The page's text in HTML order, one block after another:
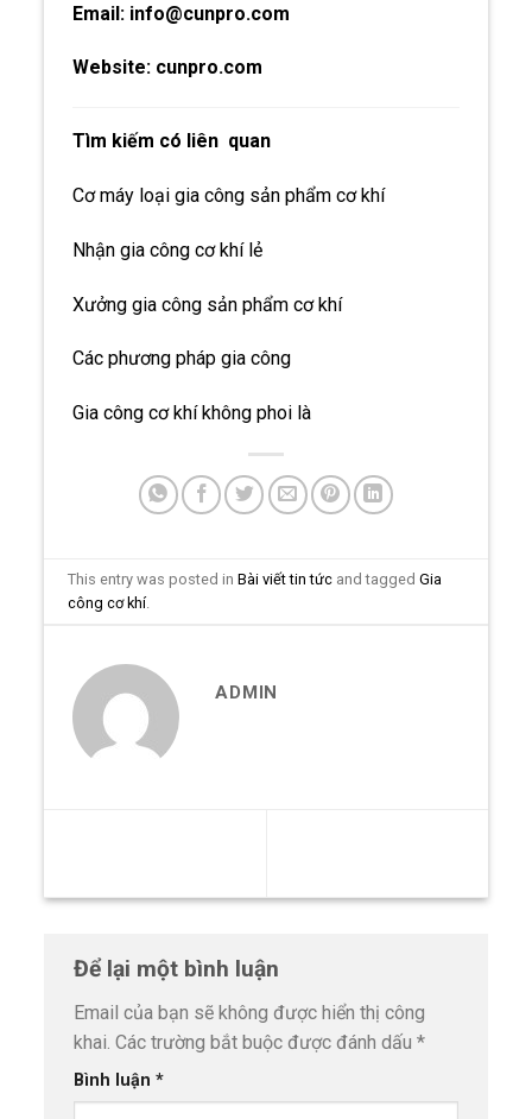
Email: info@cunpro.com
Website: cunpro.com
Tìm kiếm có liên quan
Cơ máy loại gia công sản phẩm cơ khí
Nhận gia công cơ khí lẻ
Xưởng gia công sản phẩm cơ khí
Các phương pháp gia công
Gia công cơ khí không phoi là
This entry was posted in Bài viết tin tứcand tagged Gia
công cơ khí.
ADMIN
Để lại một bình luận
Email của bạn sẽ không được hiển thị công
khai. Các trường bắt buộc được đánh dấu*
Bình luận*